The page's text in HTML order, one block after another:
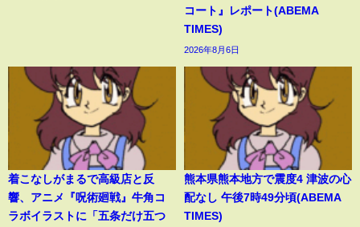
コート』レポート(ABEMA
TIMES)
2026年8月6日
着こなしがまるで高級店と反
響、アニメ『呪術廻戦』牛角コ
ラボイラストに「五条だけ五つ
熊本県熊本地方で震度4 津波の心
配なし 午後7時49分頃(ABEMA
TIMES)